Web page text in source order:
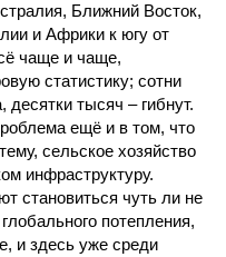
Ближний Восток,
и Африки к югу от
чаще и чаще,
статистику; сотни
тысяч – гибнут.
ещё и в том, что
сельское хозяйство
инфраструктуру.
становиться чуть ли не
потепления,
и здесь уже среди